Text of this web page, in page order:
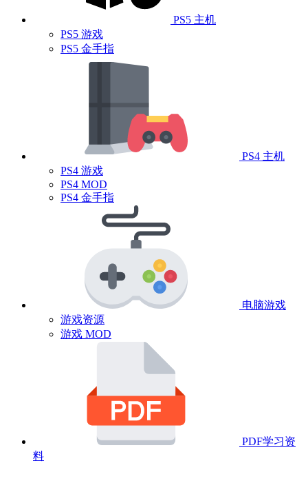
PS5 主机
PS5 游戏
PS5 金手指
PS4 主机
PS4 游戏
PS4 MOD
PS4 金手指
电脑游戏
游戏资源
游戏 MOD
PDF学习资
料